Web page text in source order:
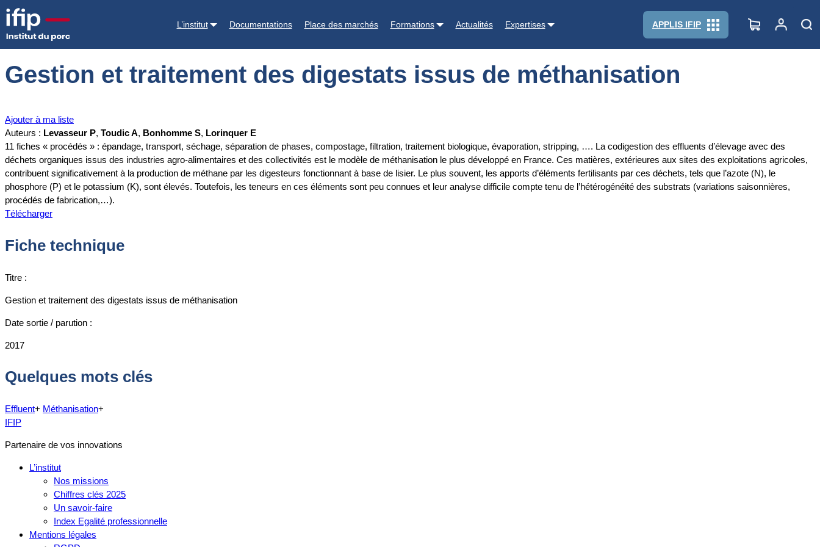
L’institut Documentations Place des marchés Formations Actualités Expertises APPLIS IFIP
Accueil Documentations
Gestion et traitement des digestats issus de méthanisation
Ajouter à ma liste
Auteurs : Levasseur P, Toudic A, Bonhomme S, Lorinquer E
11 fiches « procédés » : épandage, transport, séchage, séparation de phases, compostage, filtration, traitement biologique, évaporation, stripping, …. La codigestion des effluents d’élevage avec des
déchets organiques issus des industries agro-alimentaires et des collectivités est le modèle de méthanisation le plus développé en France. Ces matières, extérieures aux sites des exploitations agricoles,
contribuent significativement à la production de méthane par les digesteurs fonctionnant à base de lisier. Le plus souvent, les apports d’éléments fertilisants par ces déchets, tels que l’azote (N), le
phosphore (P) et le potassium (K), sont élevés. Toutefois, les teneurs en ces éléments sont peu connues et leur analyse difficile compte tenu de l’hétérogénéité des substrats (variations saisonnières,
procédés de fabrication,…).
Télécharger
Fiche technique
Titre :
Gestion et traitement des digestats issus de méthanisation
Date sortie / parution :
2017
Quelques mots clés
Effluent+ Méthanisation+
IFIP
Partenaire de vos innovations
L’institut
Nos missions
Chiffres clés 2025
Un savoir-faire
Index Egalité professionnelle
Mentions légales